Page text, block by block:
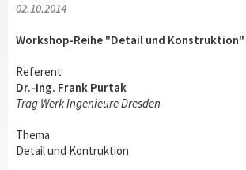
02.10.2014
Workshop-Reihe "Detail und Konstruktion"
Referent
Dr.-Ing. Frank Purtak
Trag Werk Ingenieure Dresden
Thema
Detail und Kontruktion